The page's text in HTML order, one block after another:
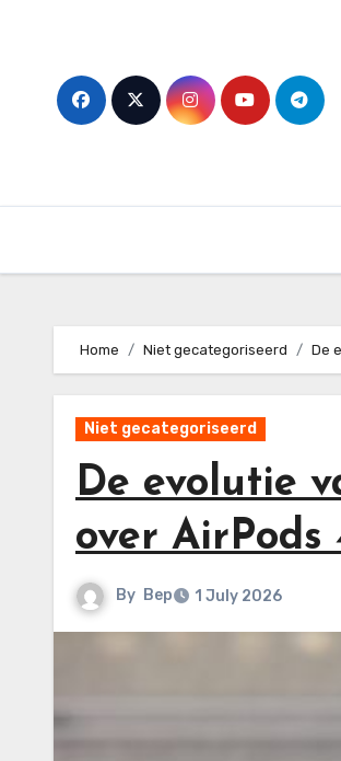
Home Niet gecategoriseerd De
Niet gecategoriseerd
De evolutie
over AirPods
By Bep 1 July 2026